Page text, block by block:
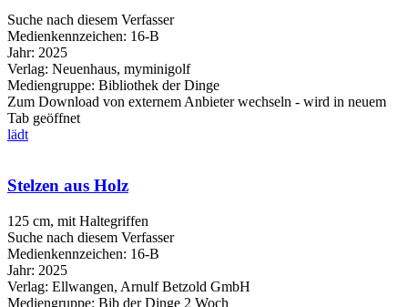
Suche nach diesem Verfasser
Medienkennzeichen: 16-B
Jahr: 2025
Verlag: Neuenhaus, myminigolf
Mediengruppe: Bibliothek der Dinge
Zum Download von externem Anbieter wechseln - wird in neuem
Tab geöffnet
lädt
Stelzen aus Holz
125 cm, mit Haltegriffen
Suche nach diesem Verfasser
Medienkennzeichen: 16-B
Jahr: 2025
Verlag: Ellwangen, Arnulf Betzold GmbH
Mediengruppe: Bib der Dinge 2 Woch